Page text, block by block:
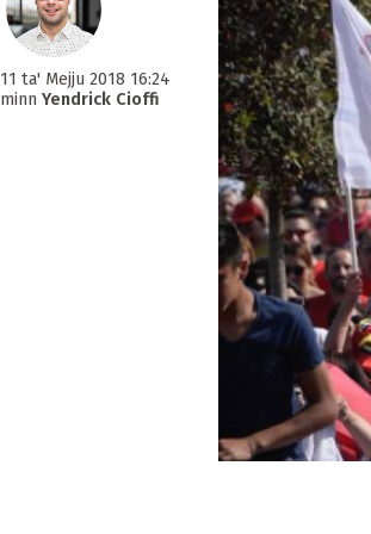
11 ta' Mejju 2018 16:24
minn Yendrick Cioffi